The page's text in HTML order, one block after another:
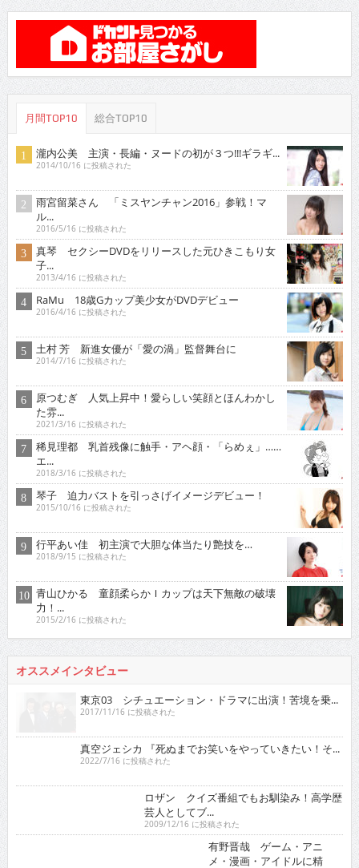
月間TOP10 総合TOP10
瀧内公美 主演・長編・ヌードの初が３つ!!!ギラギ...
2014/10/16 に投稿された
雨宮留菜さん 「ミスヤンチャン2016」参戦！マ
ル...
2016/5/16 に投稿された
真琴 セクシーDVDをリリースした元ひきこもり女
子...
2013/4/16 に投稿された
RaMu 18歳Gカップ美少女がDVDデビュー
2016/4/16 に投稿された
土村 芳 新進女優が「愛の渦」監督舞台に
2014/7/16 に投稿された
原つむぎ 人気上昇中！愛らしい笑顔とほんわかし
た雰...
2021/3/16 に投稿された
稀見理都 乳首残像に触手・アヘ顔・「らめぇ」……
エ...
2018/3/16 に投稿された
琴子 迫力バストを引っさげイメージデビュー！
2015/10/16 に投稿された
行平あい佳 初主演で大胆な体当たり艶技を…
2018/9/15 に投稿された
青山ひかる 童顔柔らかＩカップは天下無敵の破壊
力！...
2015/2/16 に投稿された
オススメインタビュー
東京03 シチュエーション・ドラマに出演！苦境を乗...
2017/11/16 に投稿された
真空ジェシカ 『死ぬまでお笑いをやっていきたい！そ...
2022/7/16 に投稿された
ロザン クイズ番組でもお馴染み！高学歴芸人として
2009/12/16 に投稿された
有野晋哉 ゲーム・アニメ・漫画・アイドルに精通！